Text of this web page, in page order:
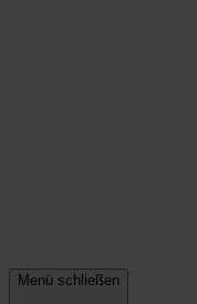
Menü schließen